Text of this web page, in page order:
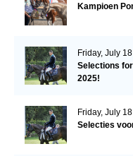
Kampioen
Friday, July 18
Selections
2025!
Friday, July 18
Selecties